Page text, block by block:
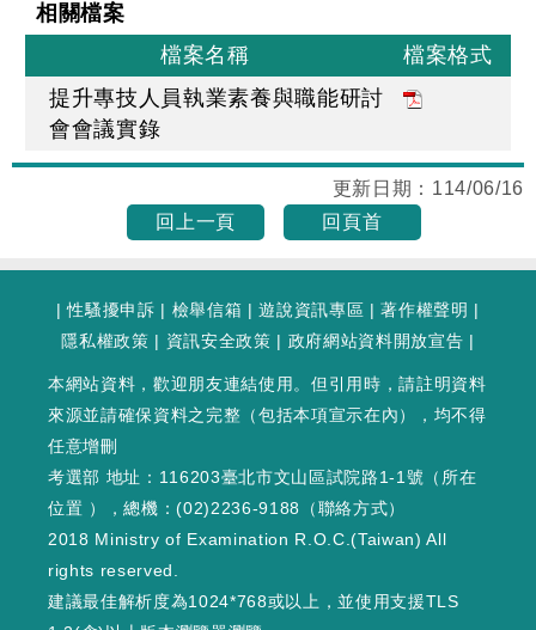
相關檔案
檔案名稱
檔案格式
提升專技人員執業素養與職能研討
會會議實錄
更新日期： 114/06/16
回上一頁
回頁首
|性騷擾申訴 | 檢舉信箱 |遊說資訊專區 |著作權聲明 |
隱私權政策 | 資訊安全政策 | 政府網站資料開放宣告 |
本網站資料，歡迎朋友連結使用。但引用時，請註明資料
來源並請確保資料之完整（包括本項宣示在內），均不得
任意增刪
考選部 地址：116203臺北市文山區試院路1-1號（ 所在
位置 ），總機：(02)2236-9188（聯絡方式）
2018 Ministry of Examination R.O.C.(Taiwan) All
rights reserved.
建議最佳解析度為1024*768或以上，並使用支援TLS